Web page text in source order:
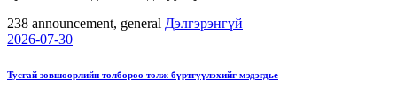
238 announcement, general Дэлгэрэнгүй
2026-07-30
Тусгай зөвшөөрлийн төлбөрөө төлж бүртгүүлэхийг мэдэгдье